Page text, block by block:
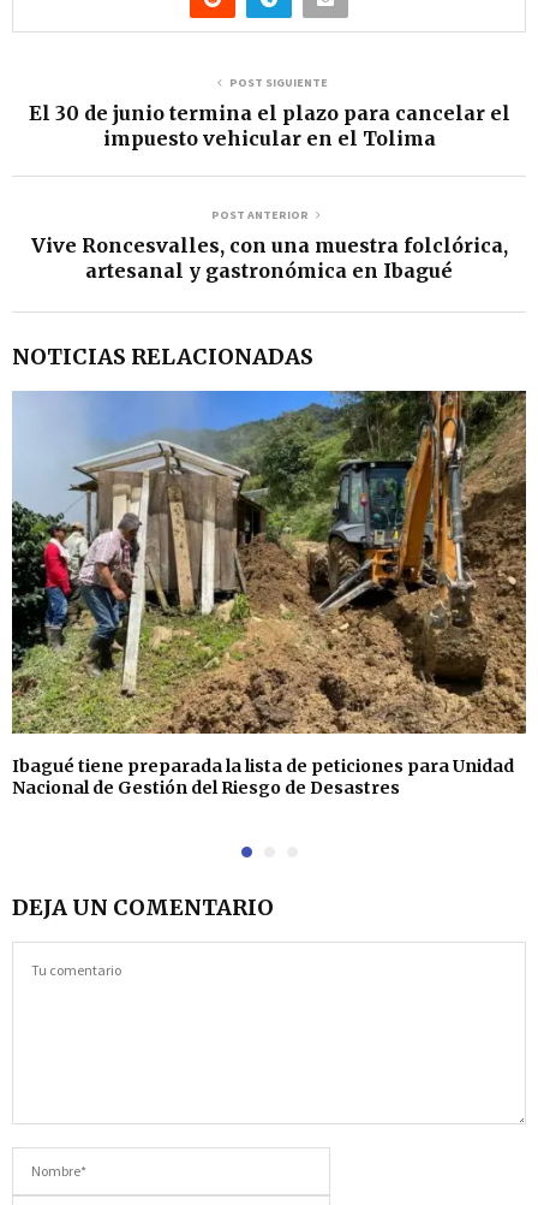
POST SIGUIENTE
El 30 de junio termina el plazo para cancelar el
impuesto vehicular en el Tolima
POST ANTERIOR
Vive Roncesvalles, con una muestra folclórica,
artesanal y gastronómica en Ibagué
NOTICIAS RELACIONADAS
Ibagué tiene preparada la lista de peticiones para Unidad
Nacional de Gestión del Riesgo de Desastres
DEJA UN COMENTARIO